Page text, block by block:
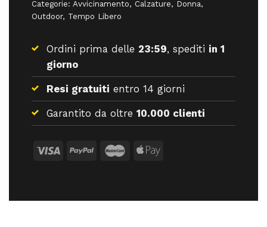
Categorie: Avvicinamento, Calzature, Donna,
Outdoor, Tempo Libero
Ordini prima delle 23:59, spediti in 1
giorno
Resi gratuiti entro 14 giorni
Garantito da oltre 10.000 clienti